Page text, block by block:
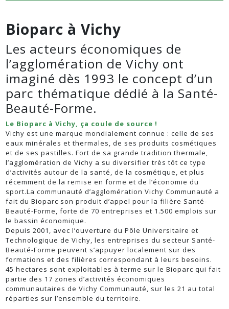
Bioparc à Vichy
Les acteurs économiques de
l’agglomération de Vichy ont
imaginé dès 1993 le concept d’un
parc thématique dédié à la Santé-
Beauté-Forme.
Le Bioparc à Vichy, ça coule de source !
Vichy est une marque mondialement connue : celle de ses
eaux minérales et thermales, de ses produits cosmétiques
et de ses pastilles. Fort de sa grande tradition thermale,
l’agglomération de Vichy a su diversifier très tôt ce type
d’activités autour de la santé, de la cosmétique, et plus
récemment de la remise en forme et de l’économie du
sport.La communauté d’agglomération Vichy Communauté a
fait du Bioparc son produit d’appel pour la filière Santé-
Beauté-Forme, forte de 70 entreprises et 1.500 emplois sur
le bassin économique.
Depuis 2001, avec l’ouverture du Pôle Universitaire et
Technologique de Vichy, les entreprises du secteur Santé-
Beauté-Forme peuvent s’appuyer localement sur des
formations et des filières correspondant à leurs besoins.
45 hectares sont exploitables à terme sur le Bioparc qui fait
partie des 17 zones d’activités économiques
communautaires de Vichy Communauté, sur les 21 au total
réparties sur l’ensemble du territoire.